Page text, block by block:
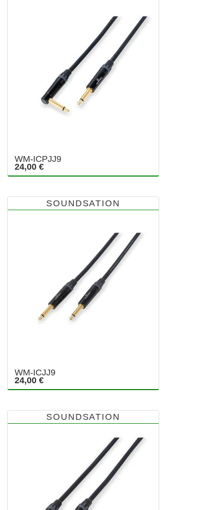
WM-ICPJJ9
24,00 €
SOUNDSATION
WM-ICJJ9
24,00 €
SOUNDSATION